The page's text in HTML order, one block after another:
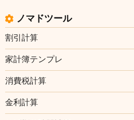
ノマドツール
割引計算
家計簿テンプレ
消費税計算
金利計算